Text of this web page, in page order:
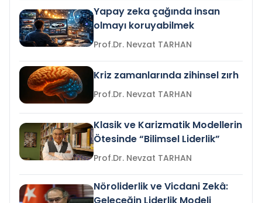
Yapay zeka çağında insan
olmayı koruyabilmek
Prof.Dr. Nevzat TARHAN
Kriz zamanlarında zihinsel zırh
Prof.Dr. Nevzat TARHAN
Klasik ve Karizmatik Modellerin
Ötesinde “Bilimsel Liderlik”
Prof.Dr. Nevzat TARHAN
Nöroliderlik ve Vicdani Zekâ: